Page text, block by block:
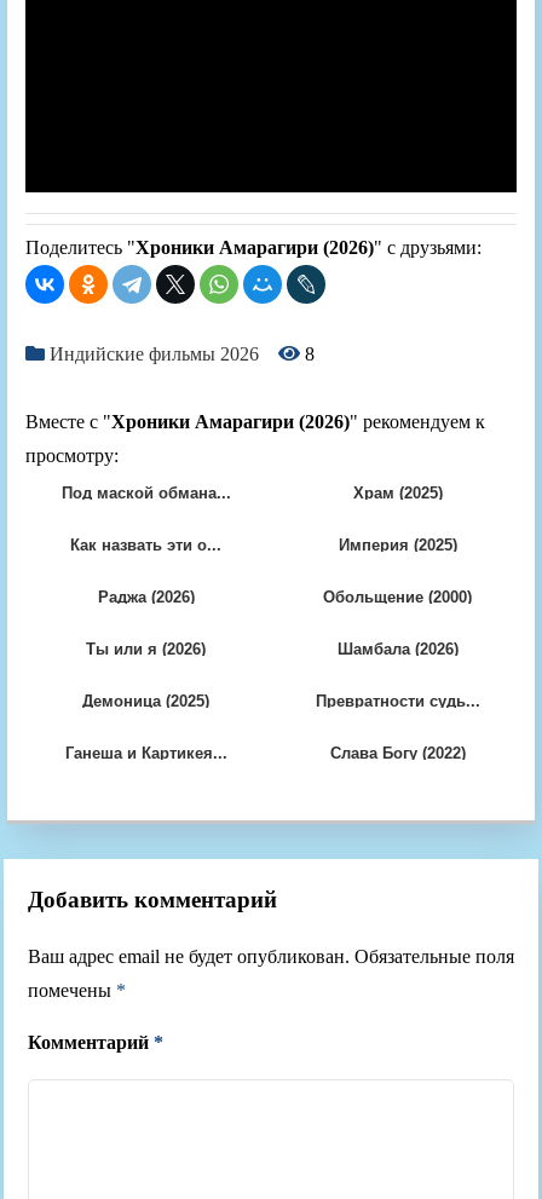
Поделитесь "Хроники Амарагири (2026)" с друзьями:
Индийские фильмы 2026 8
Вместе с "Хроники Амарагири (2026)" рекомендуем к
просмотру:
Под маской обмана... Храм (2025)
Как назвать эти о... Империя (2025)
Раджа (2026) Обольщение (2000)
Ты или я (2026) Шамбала (2026)
Демоница (2025) Превратности судь...
Ганеша и Картикея... Слава Богу (2022)
Добавить комментарий
Ваш адрес email не будет опубликован. Обязательные поля
помечены *
Комментарий *